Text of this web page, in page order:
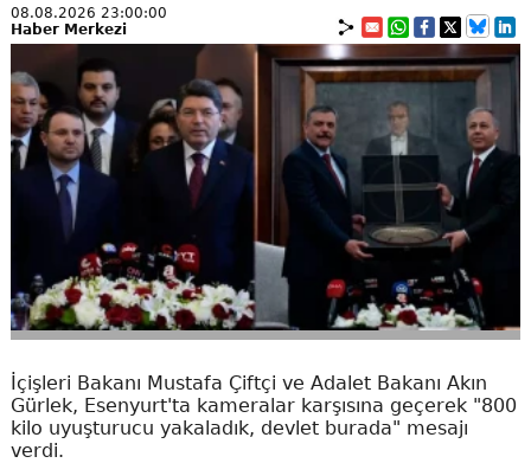
08.08.2026 23:00:00
Haber Merkezi
İçişleri Bakanı Mustafa Çiftçi ve Adalet Bakanı Akın
Gürlek, Esenyurt'ta kameralar karşısına geçerek "800
kilo uyuşturucu yakaladık, devlet burada" mesajı
verdi.